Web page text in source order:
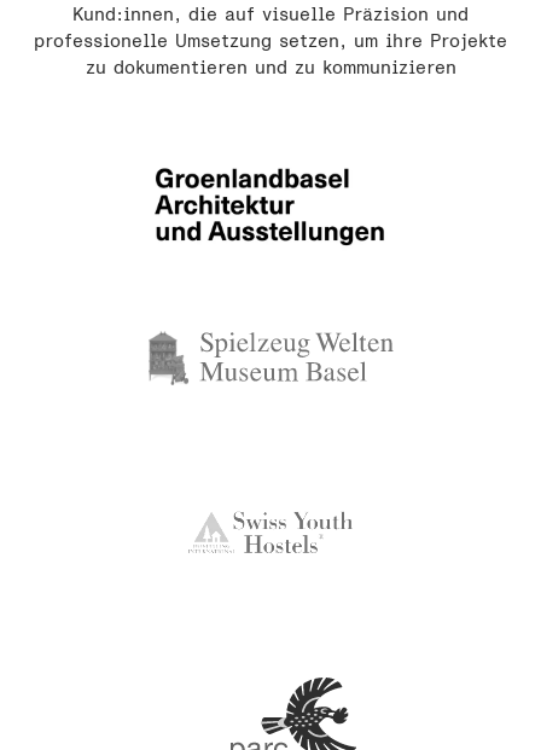
Kund:innen, die auf visuelle Präzision und
professionelle Umsetzung setzen, um ihre Projekte
zu dokumentieren und zu kommunizieren